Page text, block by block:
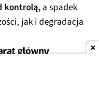
kontrolą,a spadek
jak i degradacja
główny